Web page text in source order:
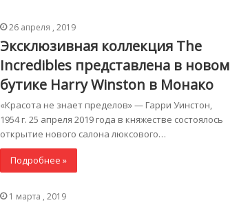
26 апреля , 2019
Эксклюзивная коллекция The
Incredibles представлена в новом
бутике Harry Winston в Монако
«Красота не знает пределов» — Гарри Уинстон,
1954 г. 25 апреля 2019 года в княжестве состоялось
открытие нового салона люксового…
Подробнее »
1 марта , 2019